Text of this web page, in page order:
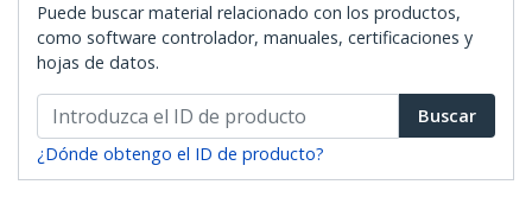
Puede buscar material relacionado con los productos,
como software controlador, manuales, certificaciones y
hojas de datos.
Buscar
¿Dónde obtengo el ID de producto?